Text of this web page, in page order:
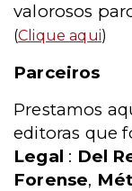
valorosos
(Clique aqui)
Parceiros
Prestamos
editoras que
Legal : Del
Forense,